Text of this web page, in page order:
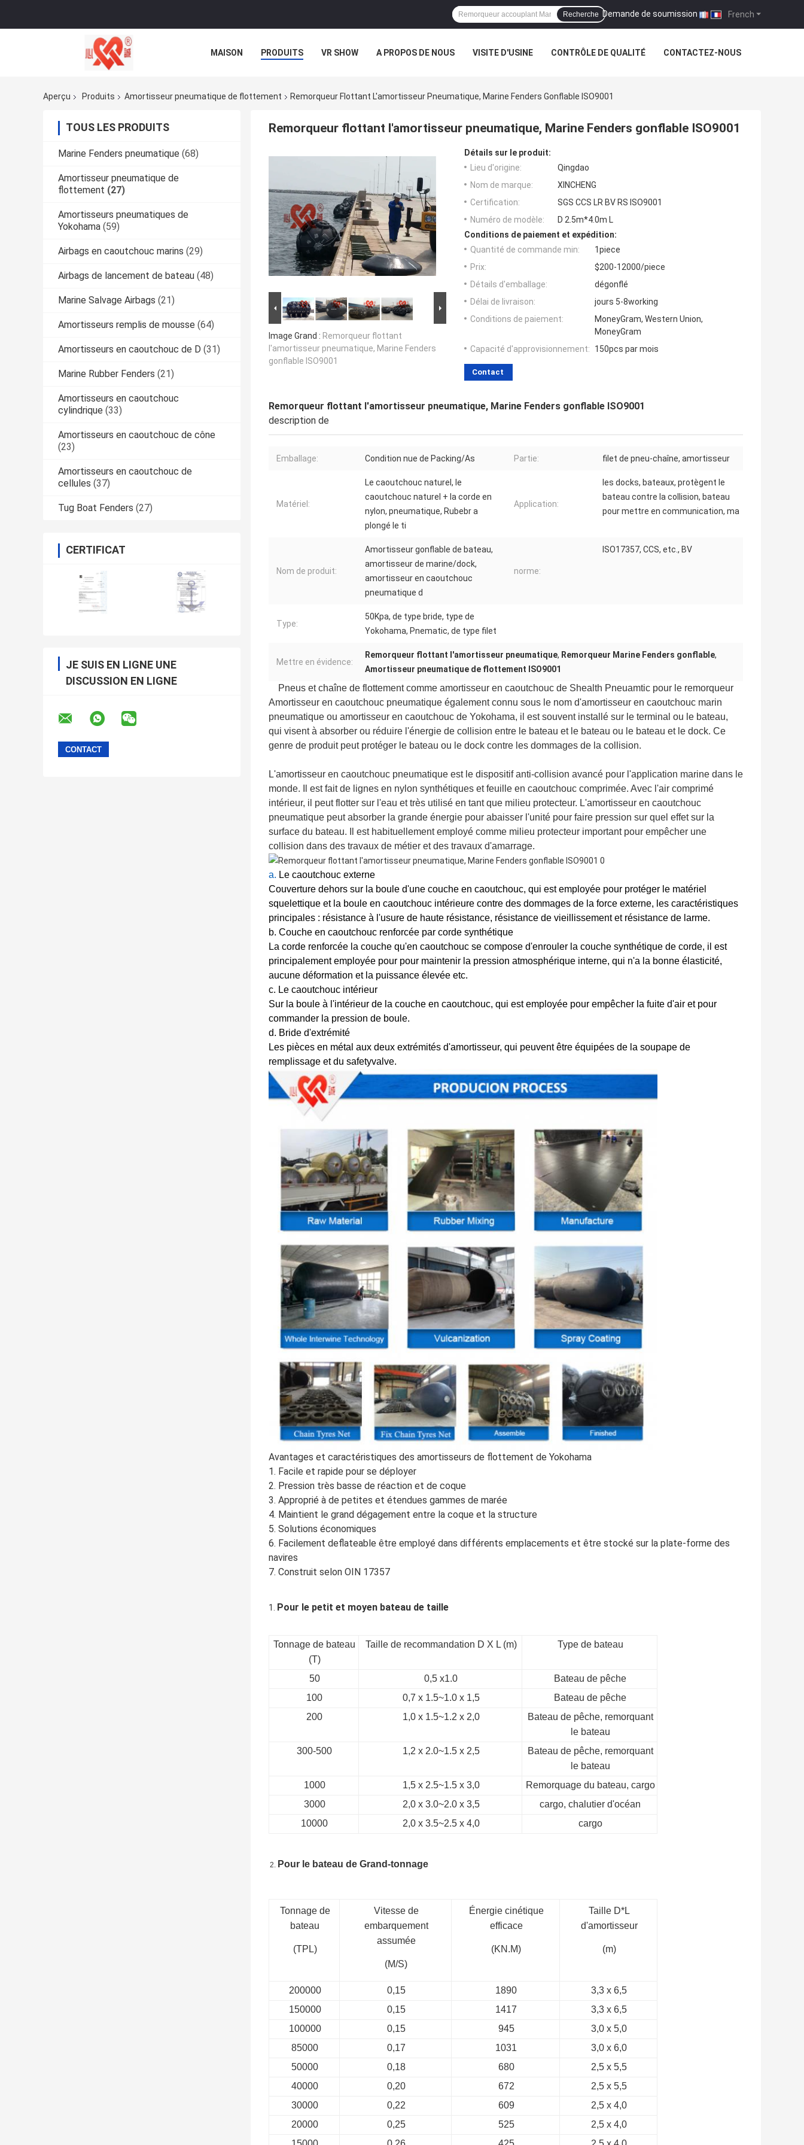
French
Demande de soumission |
Recherche
MAISON PRODUITS VR SHOW A PROPOS DE NOUS VISITE D'USINE CONTRÔLE DE QUALITÉ CONTACTEZ-NOUS
Aperçu
Produits Amortisseur pneumatique de flottement Remorqueur Flottant L'amortisseur Pneumatique, Marine Fenders Gonflable ISO9001
TOUS LES PRODUITS
Marine Fenders pneumatique (68)
Amortisseur pneumatique de
flottement (27)
Amortisseurs pneumatiques de
Yokohama (59)
Airbags en caoutchouc marins (29)
Airbags de lancement de bateau (48)
Marine Salvage Airbags (21)
Amortisseurs remplis de mousse (64)
Amortisseurs en caoutchouc de D (31)
Marine Rubber Fenders (21)
Amortisseurs en caoutchouc
cylindrique (33)
Amortisseurs en caoutchouc de cône
(23)
Amortisseurs en caoutchouc de
cellules (37)
Tug Boat Fenders (27)
CERTIFICAT
JE SUIS EN LIGNE UNE
DISCUSSION EN LIGNE
Remorqueur flottant l'amortisseur pneumatique, Marine Fenders gonflable ISO9001
Image Grand : Remorqueur flottant
l'amortisseur pneumatique, Marine Fenders
gonflable ISO9001
Détails sur le produit:
Lieu d'origine:
Qingdao
Nom de marque:
XINCHENG
Certification:
SGS CCS LR BV RS ISO9001
Numéro de modèle:
D 2.5m*4.0m L
Conditions de paiement et expédition:
Quantité de commande min:
1piece
Prix:
$200-12000/piece
Détails d'emballage:
dégonflé
Délai de livraison:
jours 5-8working
Conditions de paiement:
MoneyGram, Western Union,
MoneyGram
Capacité d'approvisionnement:
150pcs par mois
Contact
Remorqueur flottant l'amortisseur pneumatique, Marine Fenders gonflable ISO9001
description de
Emballage: Condition nue de Packing/As Partie: filet de pneu-chaîne, amortisseur
Matériel:
Le caoutchouc naturel, le
caoutchouc naturel + la corde en
nylon, pneumatique, Rubebr a
plongé le ti
Application:
les docks, bateaux, protègent le
bateau contre la collision, bateau
pour mettre en communication, ma
Nom de produit:
Amortisseur gonflable de bateau,
amortisseur de marine/dock,
amortisseur en caoutchouc
pneumatique d
norme:
ISO17357, CCS, etc., BV
Type:
50Kpa, de type bride, type de
Yokohama, Pnematic, de type filet
Mettre en évidence:
Remorqueur flottant l'amortisseur pneumatique, Remorqueur Marine Fenders gonflable,
Amortisseur pneumatique de flottement ISO9001
Pneus et chaîne de flottement comme amortisseur en caoutchouc de Shealth Pneuamtic pour le remorqueur
Amortisseur en caoutchouc pneumatique également connu sous le nom d'amortisseur en caoutchouc marin
pneumatique ou amortisseur en caoutchouc de Yokohama, il est souvent installé sur le terminal ou le bateau,
qui visent à absorber ou réduire l'énergie de collision entre le bateau et le bateau ou le bateau et le dock. Ce
genre de produit peut protéger le bateau ou le dock contre les dommages de la collision.
L'amortisseur en caoutchouc pneumatique est le dispositif anti-collision avancé pour l'application marine dans le
monde. Il est fait de lignes en nylon synthétiques et feuille en caoutchouc comprimée. Avec l'air comprimé
intérieur, il peut flotter sur l'eau et très utilisé en tant que milieu protecteur. L'amortisseur en caoutchouc
pneumatique peut absorber la grande énergie pour abaisser l'unité pour faire pression sur quel effet sur la
surface du bateau. Il est habituellement employé comme milieu protecteur important pour empêcher une
collision dans des travaux de métier et des travaux d'amarrage.
a. Le caoutchouc externe
Couverture dehors sur la boule d'une couche en caoutchouc, qui est employée pour protéger le matériel
squelettique et la boule en caoutchouc intérieure contre des dommages de la force externe, les caractéristiques
principales : résistance à l'usure de haute résistance, résistance de vieillissement et résistance de larme.
b. Couche en caoutchouc renforcée par corde synthétique
La corde renforcée la couche qu'en caoutchouc se compose d'enrouler la couche synthétique de corde, il est
principalement employée pour pour maintenir la pression atmosphérique interne, qui n'a la bonne élasticité,
aucune déformation et la puissance élevée etc.
c. Le caoutchouc intérieur
Sur la boule à l'intérieur de la couche en caoutchouc, qui est employée pour empêcher la fuite d'air et pour
commander la pression de boule.
d. Bride d'extrémité
Les pièces en métal aux deux extrémités d'amortisseur, qui peuvent être équipées de la soupape de
remplissage et du safetyvalve.
Avantages et caractéristiques des amortisseurs de flottement de Yokohama
1. Facile et rapide pour se déployer
2. Pression très basse de réaction et de coque
3. Approprié à de petites et étendues gammes de marée
4. Maintient le grand dégagement entre la coque et la structure
5. Solutions économiques
6. Facilement deflateable être employé dans différents emplacements et être stocké sur la plate-forme des
navires
7. Construit selon OIN 17357
1. Pour le petit et moyen bateau de taille
Tonnage de bateau
(T)
Taille de recommandation D X L (m) Type de bateau
50 0,5 x1.0
Bateau de pêche
100
0,7 x 1.5~1.0 x 1,5
Bateau de pêche
200
1,0 x 1.5~1.2 x 2,0
Bateau de pêche, remorquant
le bateau
300-500
1,2 x 2.0~1.5 x 2,5
Bateau de pêche, remorquant
le bateau
1000
1,5 x 2.5~1.5 x 3,0
Remorquage du bateau, cargo
3000
2,0 x 3.0~2.0 x 3,5
cargo, chalutier d'océan
10000
2,0 x 3.5~2.5 x 4,0 cargo
2. Pour le bateau de Grand-tonnage
Tonnage de
bateau
(TPL)
Vitesse de
embarquement
assumée
(M/S)
Énergie cinétique
efficace
(KN.M)
Taille D*L
d'amortisseur
(m)
200000 0,15 1890
3,3 x 6,5
150000
0,15 1417
3,3 x 6,5
100000
0,15 945
3,0 x 5,0
85000
0,17 1031
3,0 x 6,0
50000
0,18 680
2,5 x 5,5
40000
0,20 672
2,5 x 5,5
30000
0,22 609
2,5 x 4,0
20000
0,25 525
2,5 x 4,0